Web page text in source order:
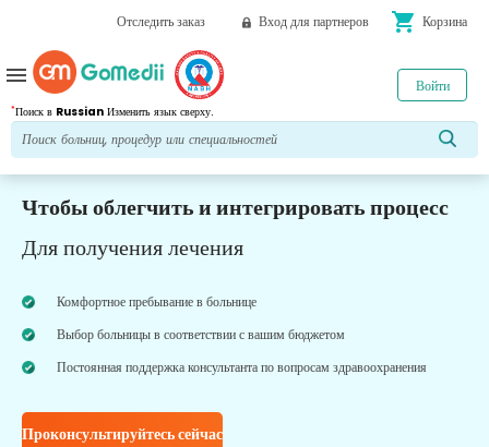
Отследить заказ Вход для партнеров shopping_cart Корзина
*Поиск в Russian Изменить язык сверху.
Войти
menu
Чтобы облегчить и интегрировать процесс
Для получения лечения
Комфортное пребывание в больнице
Выбор больницы в соответствии с вашим бюджетом
Постоянная поддержка консультанта по вопросам здравоохранения
Проконсультируйтесь сейчас